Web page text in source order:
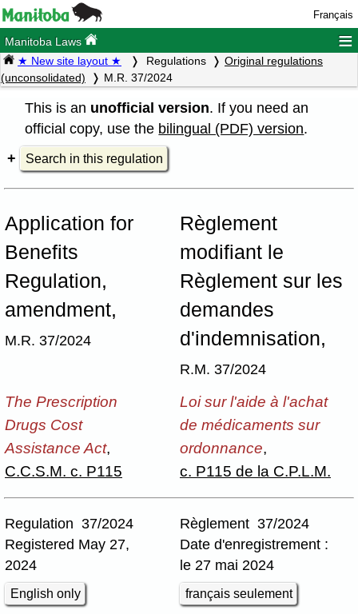
Français
Manitoba Laws ≡
★ New site layout ★ Regulations
Original regulations
(unconsolidated)
M.R. 37/2024
This is an unofficial version. If you need an
official copy, use the bilingual (PDF) version.
Search in this regulation
Application for
Benefits
Regulation,
amendment,
M.R. 37/2024
Règlement
modifiant le
Règlement sur les
demandes
d'indemnisation,
R.M. 37/2024
The Prescription
Drugs Cost
Assistance Act,
C.C.S.M. c. P115
Loi sur l'aide à l'achat
de médicaments sur
ordonnance,
c. P115 de la C.P.L.M.
Regulation 37/2024
Registered May 27,
2024
English only
Règlement 37/2024
Date d'enregistrement :
le 27 mai 2024
français seulement